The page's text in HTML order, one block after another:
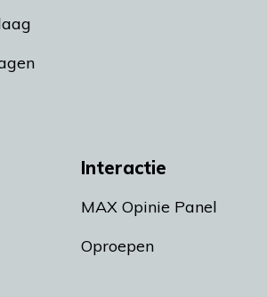
Interactie
MAX Opinie Panel
Oproepen